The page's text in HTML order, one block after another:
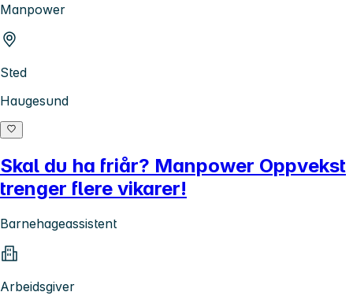
Manpower
Sted
Haugesund
Skal du ha friår? Manpower Oppvekst
trenger flere vikarer!
Barnehageassistent
Arbeidsgiver